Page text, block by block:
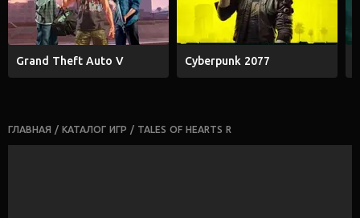
Grand Theft Auto V Cyberpunk 2077
ГЛАВНАЯ / КАТАЛОГ ИГР / TALES OF HEARTS R